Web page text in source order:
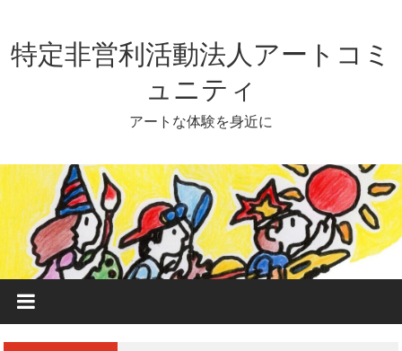
content
特定非営利活動法人アートコミ
ュニティ
アートな体験を身近に